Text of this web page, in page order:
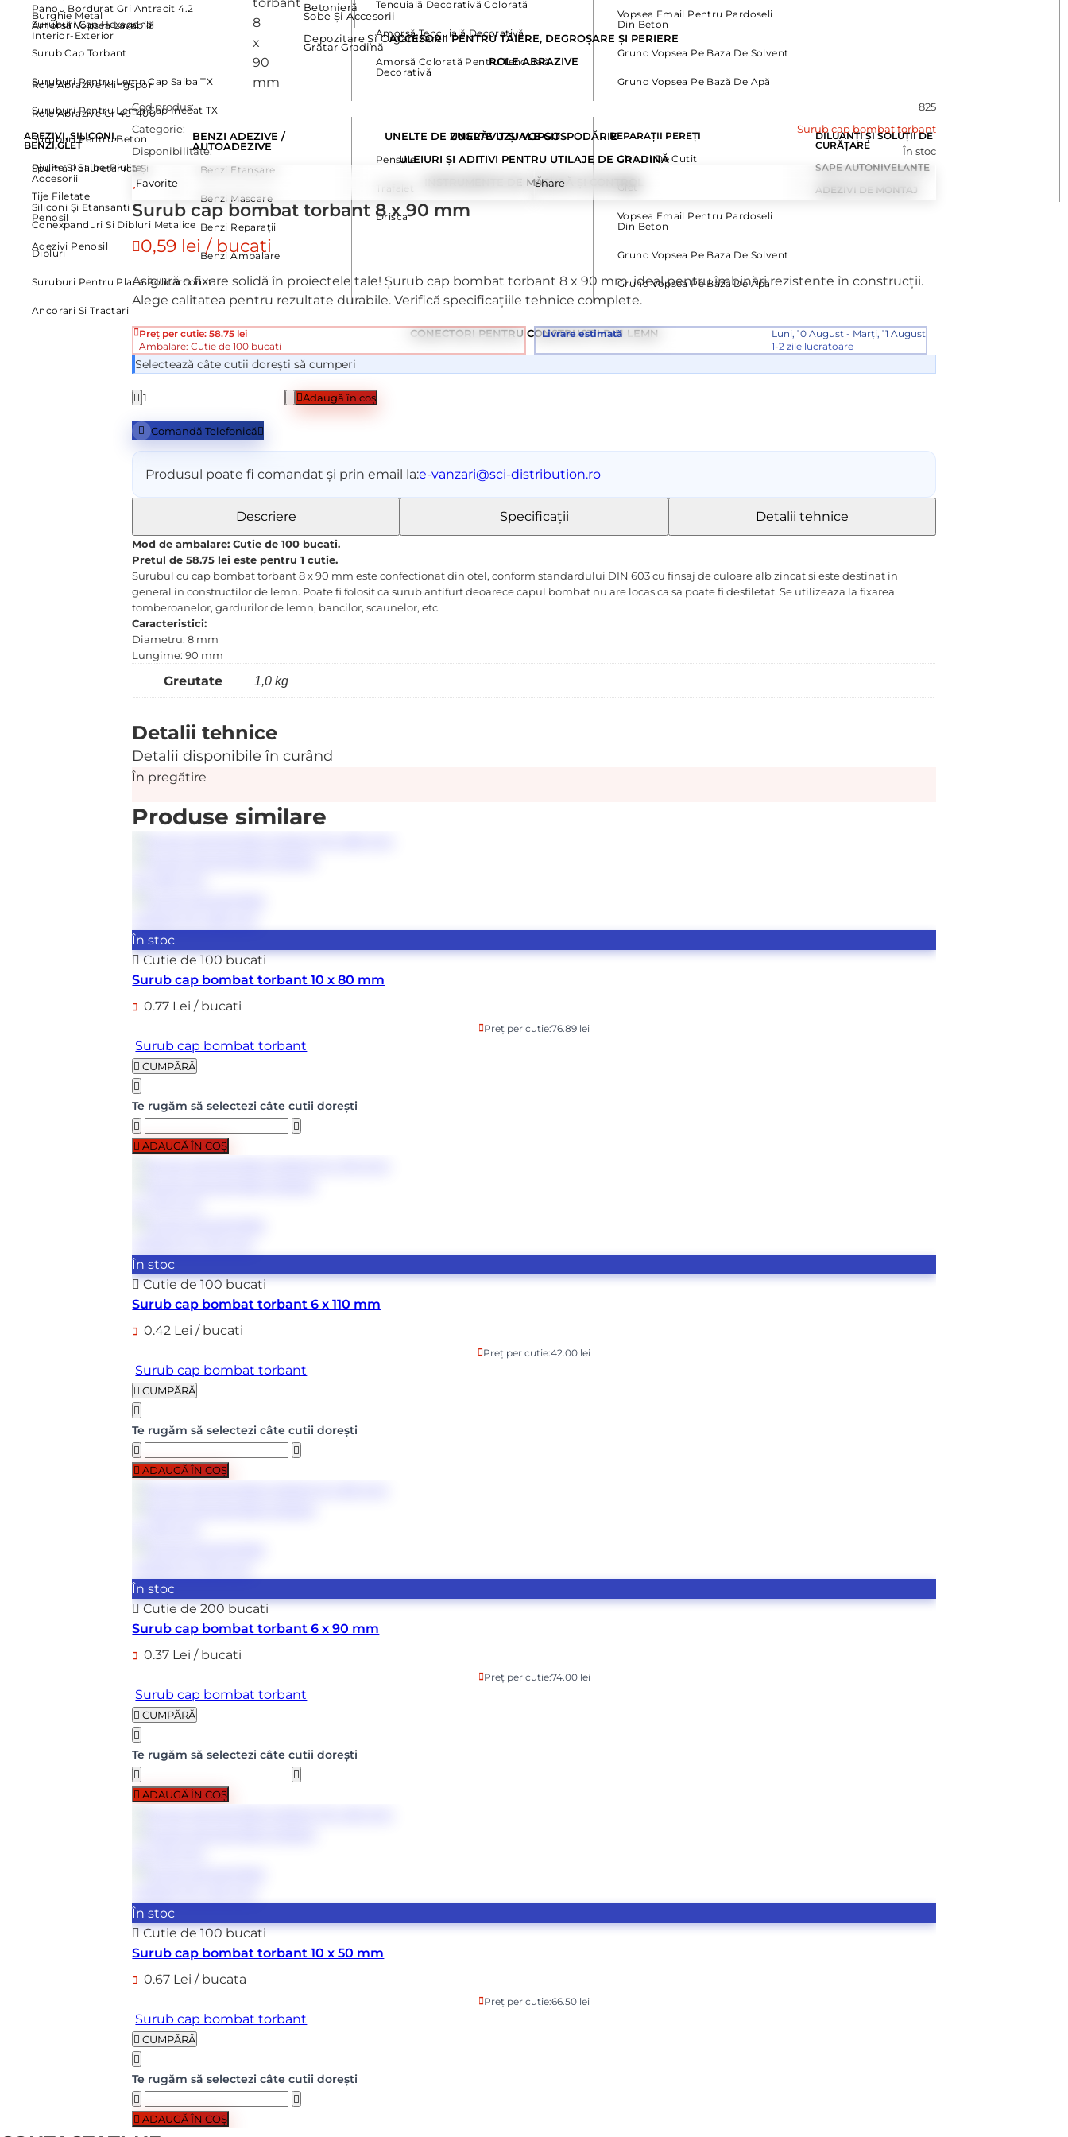
Panou Bordurat Gri Antracit 4.2
Amorsă Vopsea Lavabilă
Interior-Exterior
Tencuială Decorativă Colorată
Amorsă Tencuială Decorativă
Amorsă Colorată Pentru Tencuială
Decorativă
Vopsea Email Pentru Pardoseli
Din Beton
Grund Vopsea Pe Baza De Solvent
Grund Vopsea Pe Bază De Apă
ADEZIVI, SILICONI,
BENZI,GLET
Spumă Poliuretanică Și
Accesorii
Siliconi Și Etansanti
Penosil
Adezivi Penosil
BENZI ADEZIVE /
AUTOADEZIVE
Benzi Etanșare
Benzi Mascare
Benzi Reparații
Benzi Ambalare
UNELTE DE ZUGRĂVIT ȘI VOPSIT
Pensule
Trafalet
Drisca
REPARAȚII PEREȚI
Chituri De Cutit
Vopsea Email Pentru Pardoseli
Din Beton
Grund Vopsea Pe Baza De Solvent
Grund Vopsea Pe Bază De Apă
DILUANȚI ȘI SOLUȚII DE
CURĂȚARE
SAPE AUTONIVELANTE
ADEZIVI DE MONTAJ
Suruburi Cap Hexagonal
Surub Cap Torbant
Suruburi Pentru Lemn Cap Saiba TX
Suruburi Pentru Lemn Cap Inecat TX
Suruburi Pentru Beton
Piulite Si Saibe-Piulite
Tije Filetate
Conexpanduri Si Dibluri Metalice
Dibluri
Suruburi Pentru Placa Policarbonat
Ancorari Si Tractari
CONECTORI PENTRU CONSTRUCTII DIN LEMN
Burghie Metal
ACCESORII PENTRU TĂIERE, DEGROȘARE ȘI PERIERE
ROLE ABRAZIVE
Role Abrazive Klingspor
Role Abrazive Gr 40-400
UNELTE UZUALE GOSPODĂRIE
ULEIURI ȘI ADITIVI PENTRU UTILAJE DE GRADINĂ
INSTRUMENTE DE MĂSURĂ ȘI CONTROL
Betonieră
Depozitare Și Organizare
Sobe Și Accesorii
Grătar Gradină
Cod produs:
825
Categorie:
Surub cap bombat torbant
Disponibilitate:
În stoc
Favorite Share
Surub cap bombat torbant 8 x 90 mm
0,59 lei / bucati
Asigură o fixare solidă în proiectele tale! Șurub cap bombat torbant 8 x 90 mm, ideal pentru îmbinări rezistente în construcții.
Alege calitatea pentru rezultate durabile. Verifică specificațiile tehnice complete.
Preț per cutie: 58.75 lei
Ambalare: Cutie de 100 bucati
Livrare estimată
Luni, 10 August - Marți, 11 August
1-2 zile lucratoare
Selectează câte cutii dorești să cumperi
Adaugă în coș
Comandă Telefonică
Produsul poate fi comandat și prin email la:e-vanzari@sci-distribution.ro
Descriere Specificații Detalii tehnice
Mod de ambalare: Cutie de 100 bucati.
Pretul de 58.75 lei este pentru 1 cutie.
Surubul cu cap bombat torbant 8 x 90 mm este confectionat din otel, conform standardului DIN 603 cu finsaj de culoare alb zincat si este destinat in
general in constructilor de lemn. Poate fi folosit ca surub antifurt deoarece capul bombat nu are locas ca sa poate fi desfiletat. Se utilizeaza la fixarea
tomberoanelor, gardurilor de lemn, bancilor, scaunelor, etc.
Caracteristici:
Diametru: 8 mm
Lungime: 90 mm
Greutate 1,0 kg
Detalii tehnice
Detalii disponibile în curând
În pregătire
Produse similare
În stoc
Cutie de 100 bucati
Surub cap bombat torbant 10 x 80 mm
0.77 Lei / bucati
Preț per cutie:76.89 lei
Surub cap bombat torbant
CUMPĂRĂ
Te rugăm să selectezi câte cutii dorești
ADAUGĂ ÎN COȘ
În stoc
Cutie de 100 bucati
Surub cap bombat torbant 6 x 110 mm
0.42 Lei / bucati
Preț per cutie:42.00 lei
Surub cap bombat torbant
CUMPĂRĂ
Te rugăm să selectezi câte cutii dorești
ADAUGĂ ÎN COȘ
În stoc
Cutie de 200 bucati
Surub cap bombat torbant 6 x 90 mm
0.37 Lei / bucati
Preț per cutie:74.00 lei
Surub cap bombat torbant
CUMPĂRĂ
Te rugăm să selectezi câte cutii dorești
ADAUGĂ ÎN COȘ
În stoc
Cutie de 100 bucati
Surub cap bombat torbant 10 x 50 mm
0.67 Lei / bucata
Preț per cutie:66.50 lei
Surub cap bombat torbant
CUMPĂRĂ
Te rugăm să selectezi câte cutii dorești
ADAUGĂ ÎN COȘ